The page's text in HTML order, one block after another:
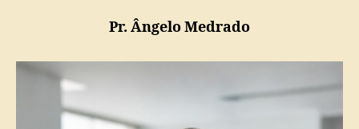
Pr. Ângelo Medrado